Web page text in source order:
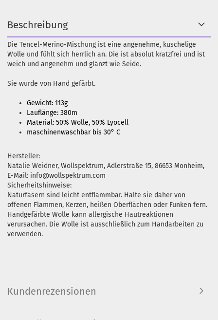
Beschreibung
Die Tencel-Merino-Mischung ist eine angenehme, kuschelige
Wolle und fühlt sich herrlich an. Die ist absolut kratzfrei und ist
weich und angenehm und glänzt wie Seide.
Sie wurde von Hand gefärbt.
Gewicht: 113g
Lauflänge: 380m
Material: 50% Wolle, 50% Lyocell
maschinenwaschbar bis 30° C
Hersteller:
Natalie Weidner, Wollspektrum, Adlerstraße 15, 86653 Monheim,
E-Mail: info@wollspektrum.com
Sicherheitshinweise:
Naturfasern sind leicht entflammbar. Halte sie daher von
offenen Flammen, Kerzen, heißen Oberflächen oder Funken fern.
Handgefärbte Wolle kann allergische Hautreaktionen
verursachen. Die Wolle ist ausschließlich zum Handarbeiten zu
verwenden.
Kundenrezensionen